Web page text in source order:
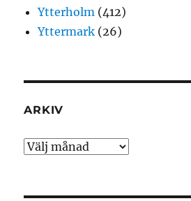
Ytterholm (412)
Yttermark (26)
ARKIV
Arkiv